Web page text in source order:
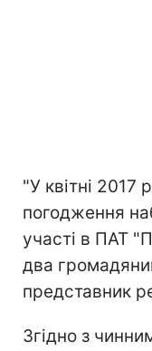
"У квітні 2017
погодження
участі в ПАТ
два
представник
Згідно з